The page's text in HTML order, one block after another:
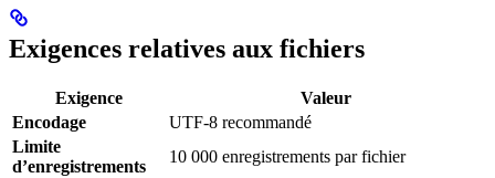
Exigences relatives aux fichiers
Exigence
Valeur
Encodage
UTF-8 recommandé
Limite
d’enregistrements
10 000 enregistrements par fichier